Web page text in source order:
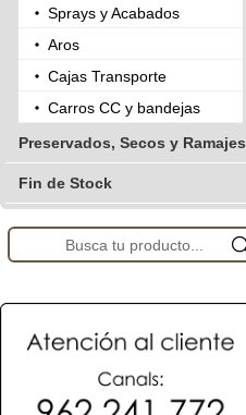
Sprays y Acabados
Aros
Cajas Transporte
Carros CC y bandejas
Preservados, Secos y Ramajes
Fin de Stock